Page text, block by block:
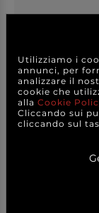
Utilizziamo i
annunci, per
analizzare il
cookie che
alla Cookie
Cliccando sui
cliccando sul